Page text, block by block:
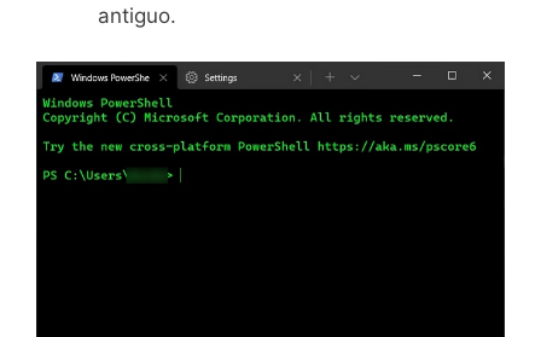
antiguo.